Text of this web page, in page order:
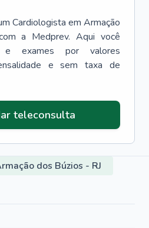
Cardiologista em Armação
a Medprev. Aqui você
e exames por valores
e sem taxa de
teleconsulta
dos Búzios - RJ